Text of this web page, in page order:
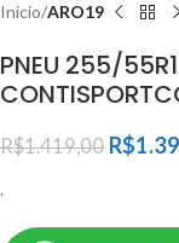
Início ARO19
PNEU 255/
R$1.419,00 R$
.